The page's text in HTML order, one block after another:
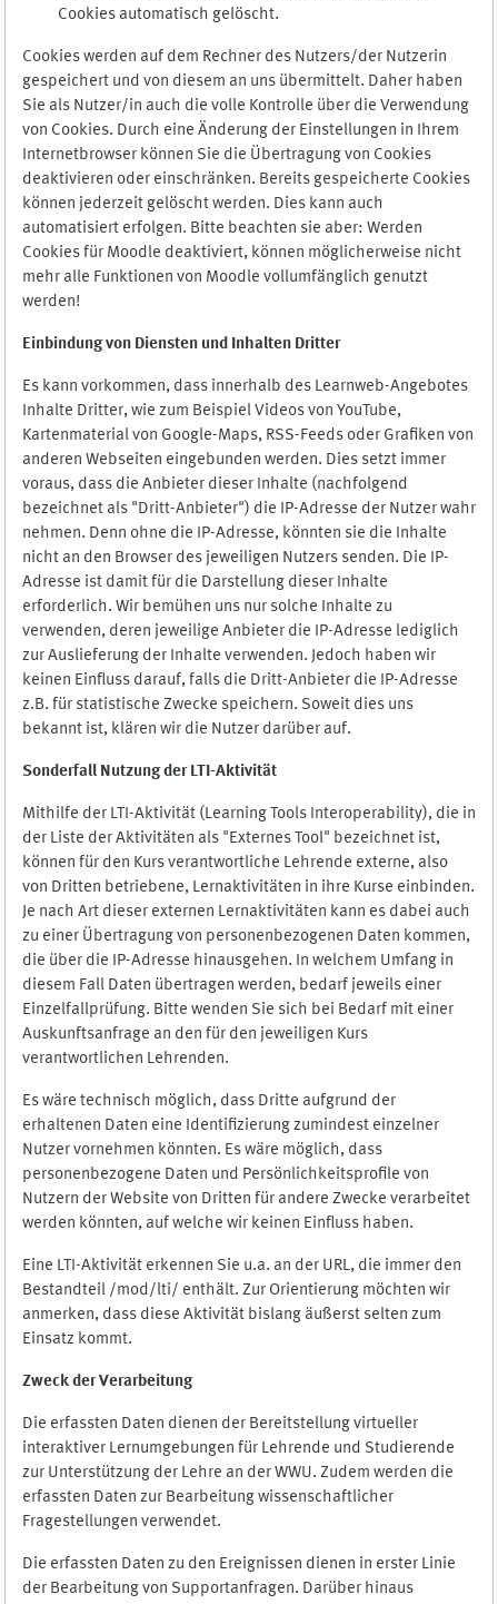
Cookies automatisch gelöscht.
Cookies werden auf dem Rechner des Nutzers/der Nutzerin
gespeichert und von diesem an uns übermittelt. Daher haben
Sie als Nutzer/in auch die volle Kontrolle über die Verwendung
von Cookies. Durch eine Änderung der Einstellungen in Ihrem
Internetbrowser können Sie die Übertragung von Cookies
deaktivieren oder einschränken. Bereits gespeicherte Cookies
können jederzeit gelöscht werden. Dies kann auch
automatisiert erfolgen. Bitte beachten sie aber: Werden
Cookies für Moodle deaktiviert, können möglicherweise nicht
mehr alle Funktionen von Moodle vollumfänglich genutzt
werden!
Einbindung von Diensten und Inhalten Dritter
Es kann vorkommen, dass innerhalb des Learnweb-Angebotes
Inhalte Dritter, wie zum Beispiel Videos von YouTube,
Kartenmaterial von Google-Maps, RSS-Feeds oder Grafiken von
anderen Webseiten eingebunden werden. Dies setzt immer
voraus, dass die Anbieter dieser Inhalte (nachfolgend
bezeichnet als "Dritt-Anbieter") die IP-Adresse der Nutzer wahr
nehmen. Denn ohne die IP-Adresse, könnten sie die Inhalte
nicht an den Browser des jeweiligen Nutzers senden. Die IP-
Adresse ist damit für die Darstellung dieser Inhalte
erforderlich. Wir bemühen uns nur solche Inhalte zu
verwenden, deren jeweilige Anbieter die IP-Adresse lediglich
zur Auslieferung der Inhalte verwenden. Jedoch haben wir
keinen Einfluss darauf, falls die Dritt-Anbieter die IP-Adresse
z.B. für statistische Zwecke speichern. Soweit dies uns
bekannt ist, klären wir die Nutzer darüber auf.
Sonderfall Nutzung der LTI-Aktivität
Mithilfe der LTI-Aktivität (Learning Tools Interoperability), die in
der Liste der Aktivitäten als "Externes Tool" bezeichnet ist,
können für den Kurs verantwortliche Lehrende externe, also
von Dritten betriebene, Lernaktivitäten in ihre Kurse einbinden.
Je nach Art dieser externen Lernaktivitäten kann es dabei auch
zu einer Übertragung von personenbezogenen Daten kommen,
die über die IP-Adresse hinausgehen. In welchem Umfang in
diesem Fall Daten übertragen werden, bedarf jeweils einer
Einzelfallprüfung. Bitte wenden Sie sich bei Bedarf mit einer
Auskunftsanfrage an den für den jeweiligen Kurs
verantwortlichen Lehrenden.
Es wäre technisch möglich, dass Dritte aufgrund der
erhaltenen Daten eine Identifizierung zumindest einzelner
Nutzer vornehmen könnten. Es wäre möglich, dass
personenbezogene Daten und Persönlichkeitsprofile von
Nutzern der Website von Dritten für andere Zwecke verarbeitet
werden könnten, auf welche wir keinen Einfluss haben.
Eine LTI-Aktivität erkennen Sie u.a. an der URL, die immer den
Bestandteil /mod/lti/ enthält. Zur Orientierung möchten wir
anmerken, dass diese Aktivität bislang äußerst selten zum
Einsatz kommt.
Zweck der Verarbeitung
Die erfassten Daten dienen der Bereitstellung virtueller
interaktiver Lernumgebungen für Lehrende und Studierende
zur Unterstützung der Lehre an der WWU. Zudem werden die
erfassten Daten zur Bearbeitung wissenschaftlicher
Fragestellungen verwendet.
Die erfassten Daten zu den Ereignissen dienen in erster Linie
der Bearbeitung von Supportanfragen. Darüber hinaus